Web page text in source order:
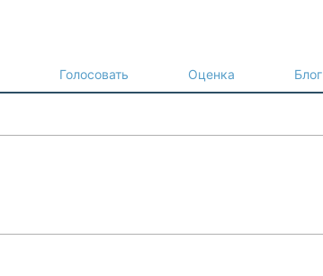
Голосовать Оценка Блог